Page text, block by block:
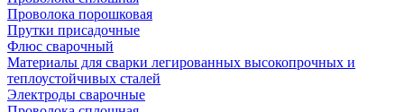
Проволока порошковая
Прутки присадочные
Флюс сварочный
Материалы для сварки легированных высокопрочных и
теплоустойчивых сталей
Электроды сварочные